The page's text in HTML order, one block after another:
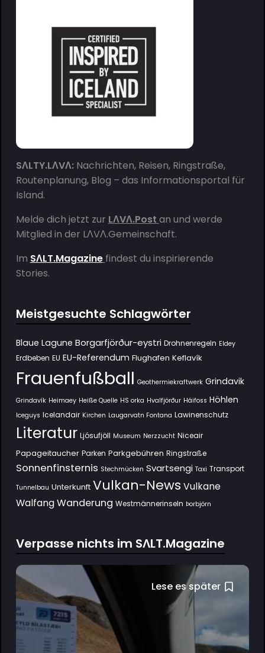
SΛLTY.LΛVΛ:Nachrichten, Reisen, Ringstraße,
Routenplanung, Blog – das Informationsportal für
Island.
Melde dich jetzt zur LΛVΛ.Post an und werde
Mitglied in der LΛVΛ.Gemeinschaft.
Im SΛLT.Magazine findest du inspirierende
Stories.
Meistgesuchte Schlagwörter
Blaue Lagune Borgarfjörður-eystri Drohnenregeln Eldey
Erdbeben EU EU-Referendum Flughafen Keflavík
Frauenfußball Geothermiekraftwerk Grindavik
Grindavík Heimaey Heiße Quelle HS orka Hvalfjörður Háifoss Höhlen
Iceguys Icelandair Kirchen Laugarvatn Fontana Lawinenschutz
Literatur Ljósufjöll Museum Nerzzucht Niceair
Papageitaucher Parken Parkgebühren Ringstraße
Sonnenfinsternis Stechmücken Svartsengi Taxi Transport
Tunnelbau Unterkunft Vulkan-News Vulkane
Walfang Wanderung Westmännerinseln Þorbjörn
Verpasse nichts im SΛLT.Magazine
Lese es später